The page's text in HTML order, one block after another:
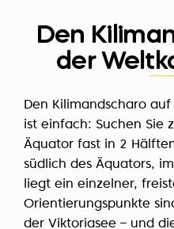
Den
der
Den Kilimandscharo
ist einfach: Suchen Sie
Äquator fast in 2
südlich des Äquators,
liegt ein einzelner,
Orientierungspunkte
der Viktoriasee – und